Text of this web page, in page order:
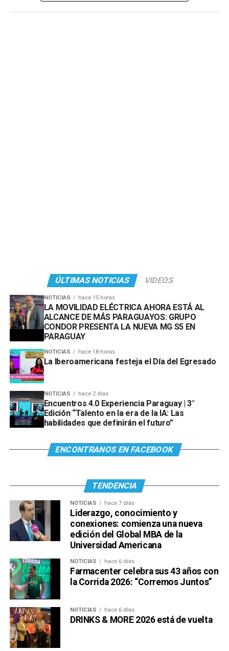
ÚLTIMAS NOTICIAS VIDEOS
NOTICIAS hace 15 horas
LA MOVILIDAD ELÉCTRICA AHORA ESTÁ AL
ALCANCE DE MÁS PARAGUAYOS: GRUPO
CONDOR PRESENTA LA NUEVA MG S5 EN
PARAGUAY
NOTICIAS hace 18 horas
La Iberoamericana festeja el Día del Egresado
NOTICIAS hace 2 días
Encuentros 4.0 Experiencia Paraguay | 3°
Edición “Talento en la era de la IA: Las
habilidades que definirán el futuro”
ENCONTRANOS EN FACEBOOK
TENDENCIA
NOTICIAS hace 7 días
Liderazgo, conocimiento y
conexiones: comienza una nueva
edición del Global MBA de la
Universidad Americana
NOTICIAS hace 6 días
Farmacenter celebra sus 43 años con
la Corrida 2026: “Corremos Juntos”
NOTICIAS hace 6 días
DRINKS & MORE 2026 está de vuelta